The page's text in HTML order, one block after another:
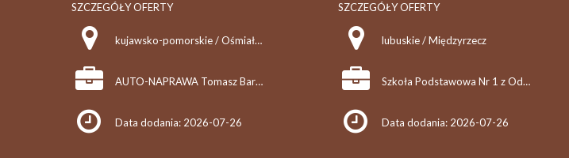
SZCZEGÓŁY OFERTY
kujawsko-pomorskie / Ośmiałowo
AUTO-NAPRAWA Tomasz Barańczyk
Data dodania: 2026-07-26
SZCZEGÓŁY OFERTY
lubuskie / Międzyrzecz
Szkoła Podstawowa Nr 1 z Oddziałami Sportowymi w Międzyrzeczu
Data dodania: 2026-07-26